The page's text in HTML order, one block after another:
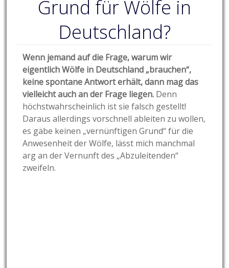
Grund für Wölfe in
Deutschland?
Wenn jemand auf die Frage, warum wir
eigentlich Wölfe in Deutschland „brauchen“,
keine spontane Antwort erhält, dann mag das
vielleicht auch an der Frage liegen. Denn
höchstwahrscheinlich ist sie falsch gestellt!
Daraus allerdings vorschnell ableiten zu wollen,
es gäbe keinen „vernünftigen Grund“ für die
Anwesenheit der Wölfe, lässt mich manchmal
arg an der Vernunft des „Abzuleitenden“
zweifeln.